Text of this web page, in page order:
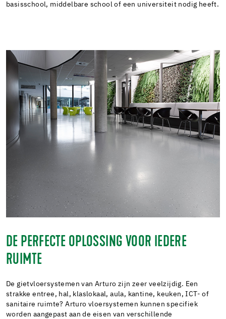
basisschool, middelbare school of een universiteit nodig heeft.
DE PERFECTE OPLOSSING VOOR IEDERE
RUIMTE
De gietvloersystemen van Arturo zijn zeer veelzijdig. Een
strakke entree, hal, klaslokaal, aula, kantine, keuken, ICT- of
sanitaire ruimte? Arturo vloersystemen kunnen specifiek
worden aangepast aan de eisen van verschillende